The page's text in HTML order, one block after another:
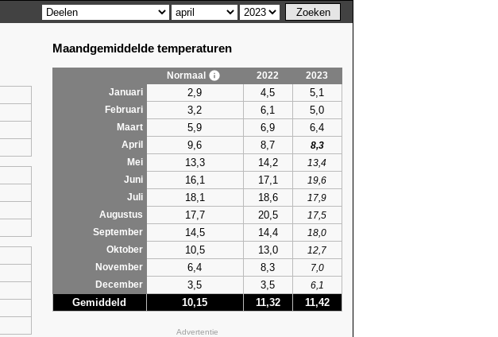
Maandgemiddelde temperaturen
Normaal 2022
2023
Januari
2,9 4,5 5,1
Februari 3,2 6,1 5,0
Maart 5,9 6,9 6,4
April 9,6 8,7
8,3
Mei
13,3 14,2
13,4
Juni
16,1 17,1
19,6
Juli
18,1 18,6
17,9
Augustus
17,7 20,5
17,5
September
14,5 14,4
18,0
Oktober
10,5 13,0
12,7
November
6,4 8,3
7,0
December
3,5 3,5 6,1
Gemiddeld 10,15 11,32 11,42
Advertentie